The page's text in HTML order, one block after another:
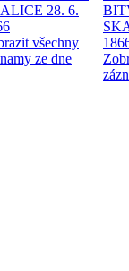
28. 6.
všechny
ze dne